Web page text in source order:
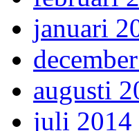
januari
augusti
juli 2014